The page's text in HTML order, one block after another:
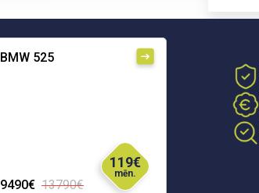
BMW 525
9490€ 13790€
119€
mēn.